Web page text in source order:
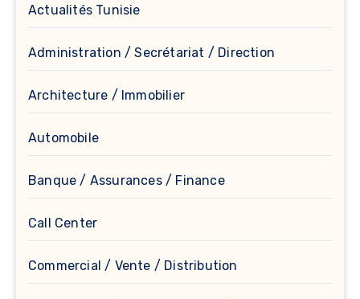
Actualités Tunisie
Administration / Secrétariat / Direction
Architecture / Immobilier
Automobile
Banque / Assurances / Finance
Call Center
Commercial / Vente / Distribution